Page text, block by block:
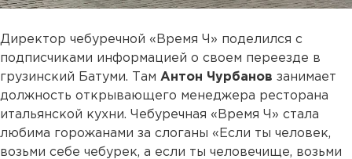
Директор чебуречной «Время Ч» поделился с
подписчиками информацией о своем переезде в
грузинский Батуми. Там Антон Чурбанов занимает
должность открывающего менеджера ресторана
итальянской кухни. Чебуречная «Время Ч» стала
любима горожанами за слоганы «Если ты человек,
возьми себе чебурек, а если ты человечище, возьми